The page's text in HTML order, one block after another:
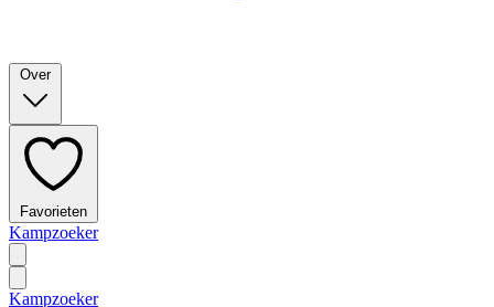
Over
Favorieten
Kampzoeker
Kampzoeker